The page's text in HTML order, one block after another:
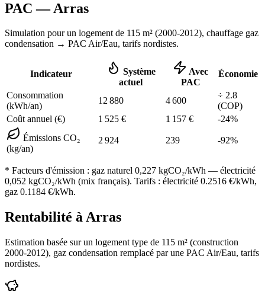
PAC —Arras
Simulation pour un logement de 115 m² (2000-2012), chauffage gaz
condensation → PAC Air/Eau, tarifs nordistes.
Indicateur
Système
actuel
Avec
PAC
Économie
Consommation
(kWh/an)
12 880 4 600
÷ 2.8
(COP)
Coût annuel (€)
1 525 € 1 157 € -24%
Émissions CO₂
(kg/an)
2 924 239 -92%
* Facteurs d'émission : gaz naturel 0,227 kgCO₂/kWh — électricité
0,052 kgCO₂/kWh (mix français). Tarifs : électricité 0.2516 €/kWh,
gaz 0.1184 €/kWh.
Rentabilité àArras
Estimation basée sur un logement type de 115 m² (construction
2000-2012), gaz condensation remplacé par une PAC Air/Eau, tarifs
nordistes.